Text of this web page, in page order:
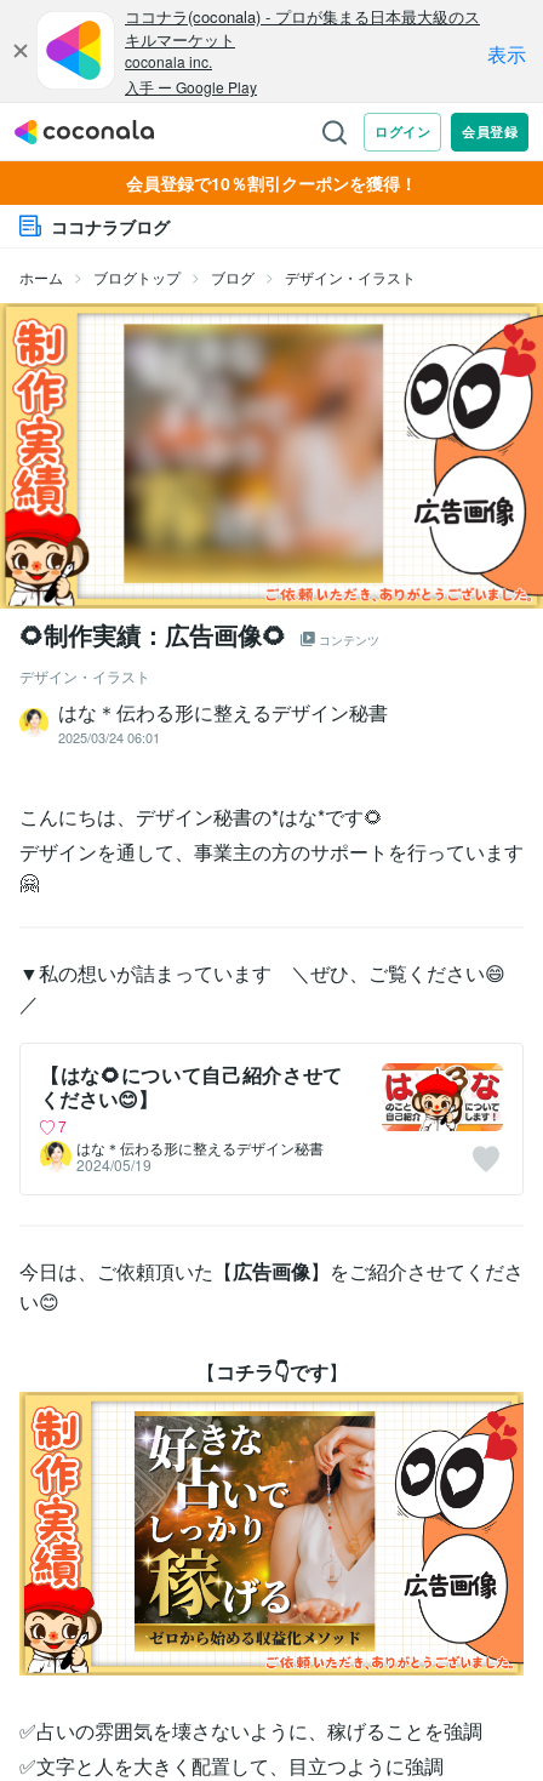
会員登録で10％割引クーポンを獲得！
ココナラブログ
ホーム ブログトップ ブログ デザイン・イラスト
🌻制作実績：広告画像🌻 コンテンツ
デザイン・イラスト
はな＊伝わる形に整えるデザイン秘書
2025/03/24 06:01
こんにちは、デザイン秘書の*はな*です🌻
デザインを通して、事業主の方のサポートを行っています
🤗
▼私の想いが詰まっています ＼ぜひ、ご覧ください😄
／
【はな🌻について自己紹介させて
ください😊】
7
はな＊伝わる形に整えるデザイン秘書
2024/05/19
今日は、ご依頼頂いた【広告画像】をご紹介させてくださ
い😊
【コチラ👇です】
✅占いの雰囲気を壊さないように、稼げることを強調
✅文字と人を大きく配置して、目立つように強調